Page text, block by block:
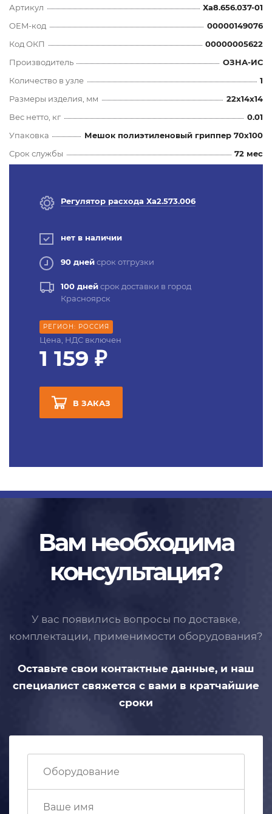
Артикул
Ха8.656.037-01
OEM-код
00000149076
Код ОКП
00000005622
Производитель
ОЗНА-ИС
Количество в узле
1
Размеры изделия, мм
22x14x14
Вес нетто, кг
0.01
Упаковка
Мешок полиэтиленовый гриппер 70х100
Срок службы
72 мес
Регулятор расхода Ха2.573.006
нет в наличии
90 днейсрок отгрузки
100 днейсрок доставки в город
Красноярск
РЕГИОН: РОССИЯ
Цена, НДС включен
1 159 ₽
В ЗАКАЗ
Вам необходима
консультация?
У вас появились вопросы по доставке,
комплектации, применимости оборудования?
Оставьте свои контактные данные, и наш
специалист свяжется с вами в кратчайшие
сроки